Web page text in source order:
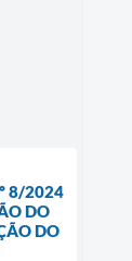
8/2024
DO
DO